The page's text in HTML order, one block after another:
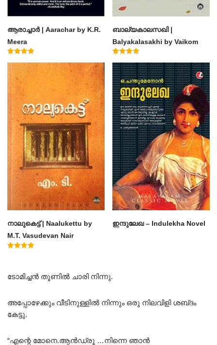
ആരാച്ചാര്‍ | Aarachar by K.R.
Meera
ബാല്യകാലസഖി |
Balyakalasakhi by Vaikom
Muhammad Basheer
4.60
out of 5
നാലുകെട്ട് | Naalukettu by
M.T. Vasudevan Nair
ഇന്ദുലേഖ – Indulekha Novel
ടോമിച്ചൻ തൂണിൽ ചാരി നിന്നു.
അപ്പോഴേക്കും വീടിനുള്ളിൽ നിന്നും ഒരു നിലവിളി ശബ്‌ദം
കേട്ടു.
“എന്റെ മോനെ.ആൻഡ്രൂ …നിന്നെ ഞാൻ